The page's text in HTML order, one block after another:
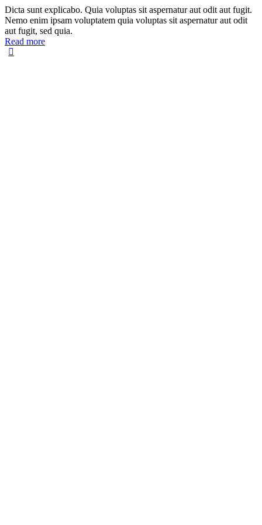
Dicta sunt explicabo. Quia voluptas sit aspernatur aut odit aut fugit.
Nemo enim ipsam voluptatem quia voluptas sit aspernatur aut odit
aut fugit, sed quia.
Read more